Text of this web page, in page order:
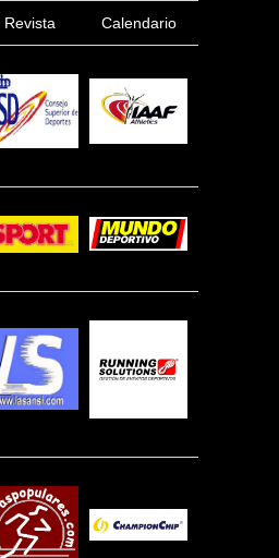
Revista Calendario